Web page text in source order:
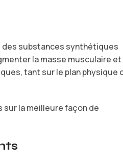
substances synthétiques
la masse musculaire et
tant sur le plan physique
sur la meilleure façon de